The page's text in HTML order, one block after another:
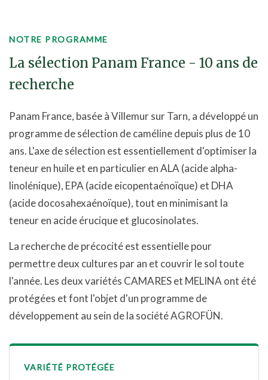
NOTRE PROGRAMME
La sélection Panam France - 10 ans de
recherche
Panam France, basée à Villemur sur Tarn, a développé un
programme de sélection de caméline depuis plus de 10
ans. L'axe de sélection est essentiellement d'optimiser la
teneur en huile et en particulier en ALA (acide alpha-
linolénique), EPA (acide eicopentaénoïque) et DHA
(acide docosahexaénoïque), tout en minimisant la
teneur en acide érucique et glucosinolates.
La recherche de précocité est essentielle pour
permettre deux cultures par an et couvrir le sol toute
l'année. Les deux variétés CAMARES et MELINA ont été
protégées et font l'objet d'un programme de
développement au sein de la société AGROFÜN.
VARIÉTÉ PROTÉGÉE